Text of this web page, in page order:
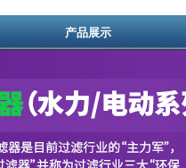
产品展示